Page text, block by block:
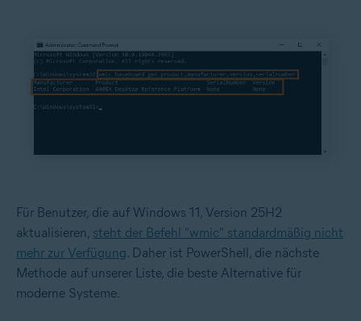
Für Benutzer, die auf Windows 11, Version 25H2
aktualisieren, steht der Befehl "wmic" standardmäßig nicht
mehr zur Verfügung. Daher ist PowerShell, die nächste
Methode auf unserer Liste, die beste Alternative für
moderne Systeme.